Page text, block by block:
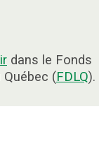
dans le Fonds
(FDLQ).